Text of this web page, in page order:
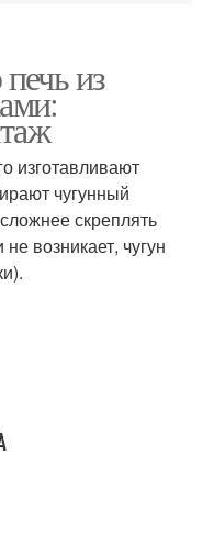
из
изготавливают
чугунный
скреплять
возникает, чугун